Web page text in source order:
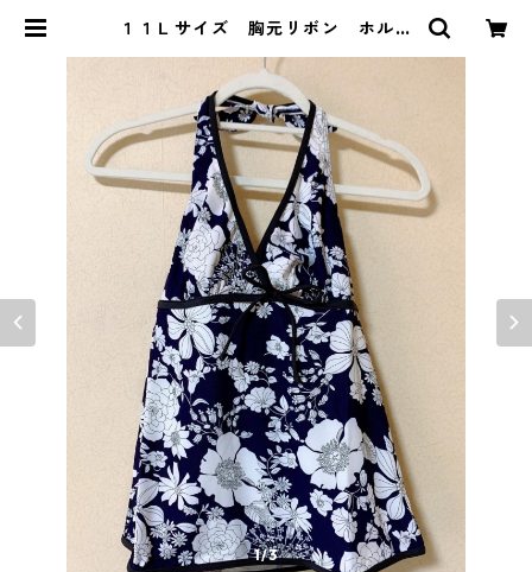
１１Ｌサイズ 胸元リボン ホルタ
ークパープル KAE-3510 | DOLU
CK PRODUCE
1/3